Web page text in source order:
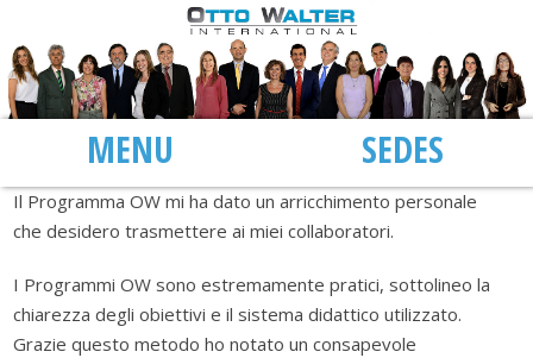
MENU SEDI
Il Programma OW mi ha dato un arricchimento personale
che desidero trasmettere ai miei collaboratori.
I Programmi OW sono estremamente pratici, sottolineo la
chiarezza degli obiettivi e il sistema didattico utilizzato.
Grazie questo metodo ho notato un consapevole